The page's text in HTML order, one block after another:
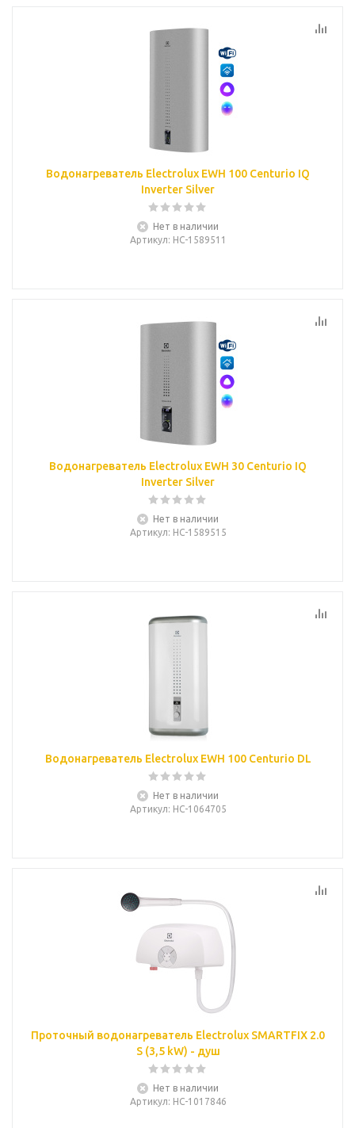
Водонагреватель Electrolux EWH 100 Centurio IQ
Inverter Silver
Нет в наличии
Артикул: НС-1589511
Водонагреватель Electrolux EWH 30 Centurio IQ
Inverter Silver
Нет в наличии
Артикул: НС-1589515
Водонагреватель Electrolux EWH 100 Centurio DL
Нет в наличии
Артикул: НС-1064705
Проточный водонагреватель Electrolux SMARTFIX 2.0
S (3,5 kW) - душ
Нет в наличии
Артикул: НС-1017846